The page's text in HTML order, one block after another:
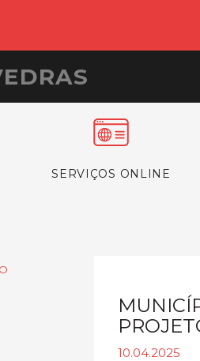
SERVIÇOS ONLINE
10.04.2025